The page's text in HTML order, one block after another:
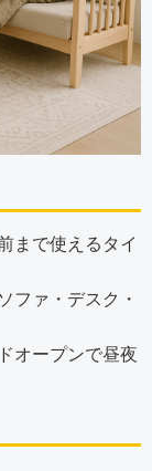
まで使えるタイ
ファ・デスク・
オープンで昼夜